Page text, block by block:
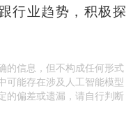
行业趋势，积极探
的信息，但不构成任何形式
可能存在涉及人工智能模型
的偏差或遗漏，请自行判断